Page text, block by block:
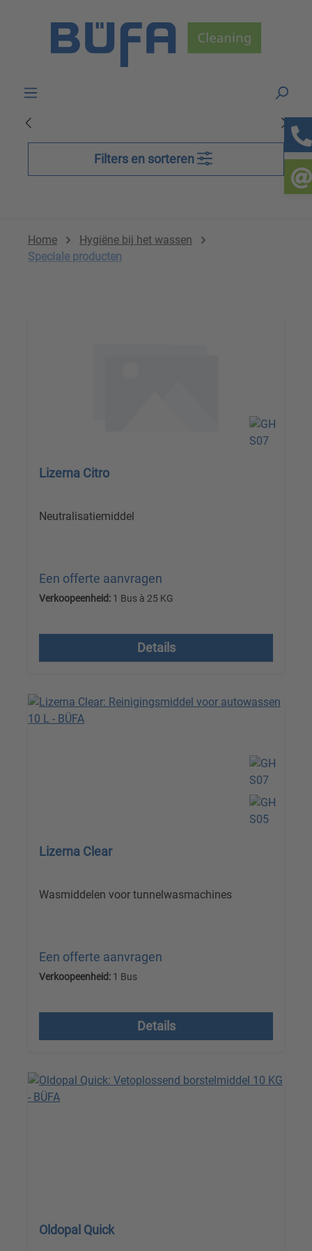
Filters en sorteren
Home
Hygiëne bij het wassen
Speciale producten
Lizerna Citro
Neutralisatiemiddel
Een offerte aanvragen
Verkoopeenheid: 1 Bus à 25 KG
Details
Lizerna Clear
Wasmiddelen voor tunnelwasmachines
Een offerte aanvragen
Verkoopeenheid: 1 Bus
Details
Oldopal Quick